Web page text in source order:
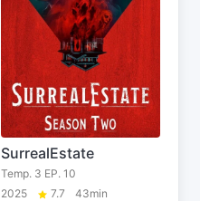
SurrealEstate
Temp. 3 EP. 10
2025
7.7 43min